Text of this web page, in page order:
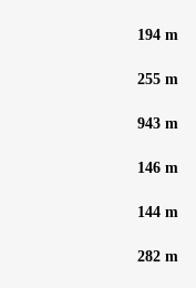
194 m
255 m
943 m
146 m
144 m
282 m